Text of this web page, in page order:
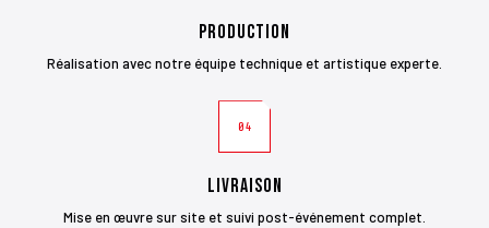
Production
Réalisation avec notre équipe technique et artistique experte.
04
Livraison
Mise en œuvre sur site et suivi post-événement complet.